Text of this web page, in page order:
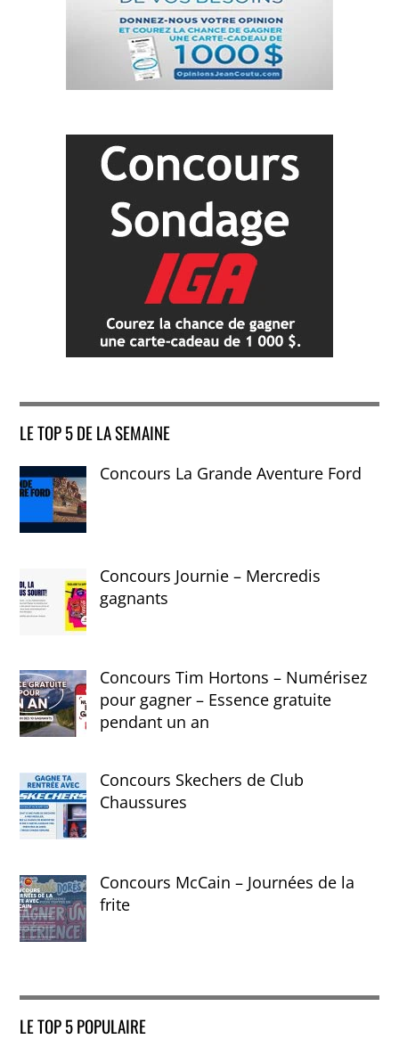
LE TOP 5 DE LA SEMAINE
Concours La Grande Aventure Ford
Concours Journie – Mercredis
gagnants
Concours Tim Hortons – Numérisez
pour gagner – Essence gratuite
pendant un an
Concours Skechers de Club
Chaussures
Concours McCain – Journées de la
frite
LE TOP 5 POPULAIRE